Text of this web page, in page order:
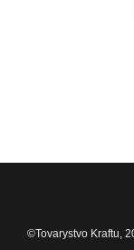
©Tovarystvo Kraftu,